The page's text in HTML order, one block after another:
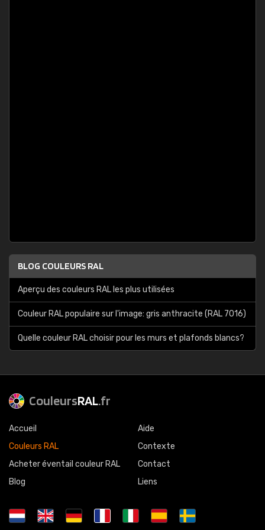
BLOG COULEURS RAL
Aperçu des couleurs RAL les plus utilisées
Couleur RAL populaire sur l'image: gris anthracite (RAL 7016)
Quelle couleur RAL choisir pour les murs et plafonds blancs?
CouleursRAL.fr
Accueil
Couleurs RAL
Acheter éventail couleur RAL
Blog
Aide
Contexte
Contact
Liens